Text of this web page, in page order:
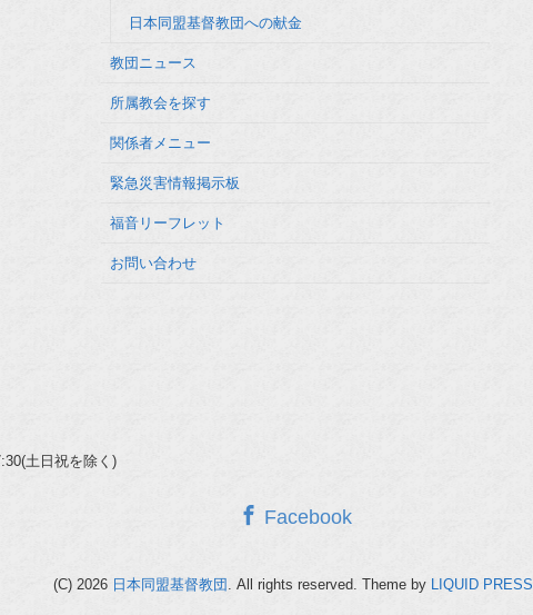
日本同盟基督教団への献金
教団ニュース
所属教会を探す
関係者メニュー
緊急災害情報掲示板
福音リーフレット
お問い合わせ
土日祝を除く)
Facebook
(C) 2026 日本同盟基督教団 . All rights reserved. Theme by LIQUID PRESS